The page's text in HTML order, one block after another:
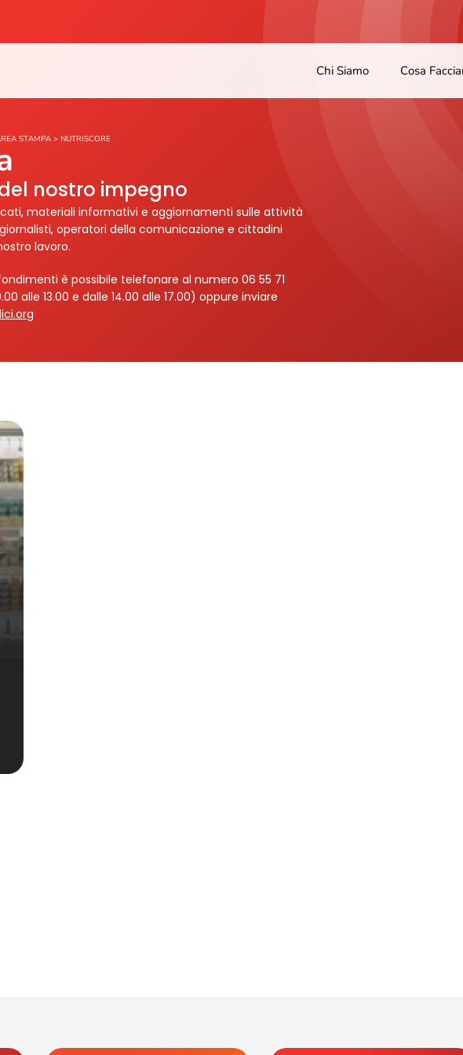
Chi Siamo Cosa
STAMPA > NUTRISCORE
nostro impegno
materiali informativi e aggiornamenti sulle attività
operatori della comunicazione e cittadini
lavoro.
è possibile telefonare al numero 06 55 71
alle 13.00 e dalle 14.00 alle 17.00) oppure inviare